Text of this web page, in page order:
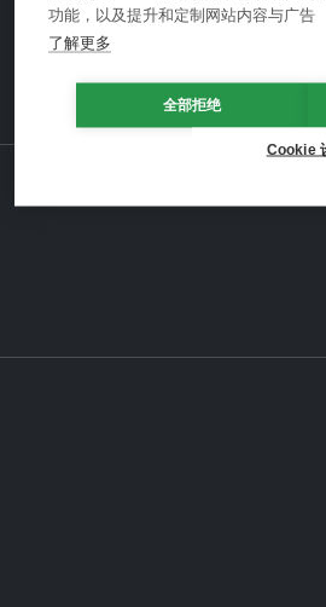
功能，以及提升和定制网站内容与广告
了解更多
全部拒绝
Cookie